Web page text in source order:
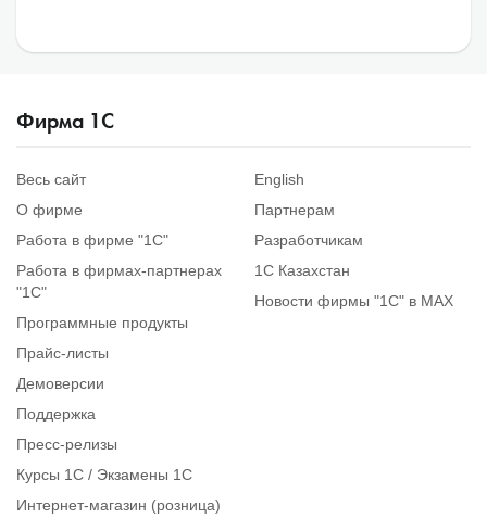
Фирма 1С
Весь сайт
О фирме
Работа в фирме "1С"
Работа в фирмах-партнерах
"1С"
Программные продукты
Прайс-листы
Демоверсии
Поддержка
Пресс-релизы
Курсы 1С / Экзамены 1С
Интернет-магазин (розница)
English
Партнерам
Разработчикам
1С Казахстан
Новости фирмы "1С" в MAX